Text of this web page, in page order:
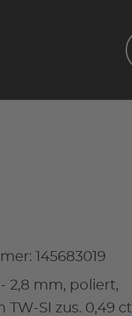
145683019
- 2,8 mm, poliert,
TW-SI zus. 0,49 ct